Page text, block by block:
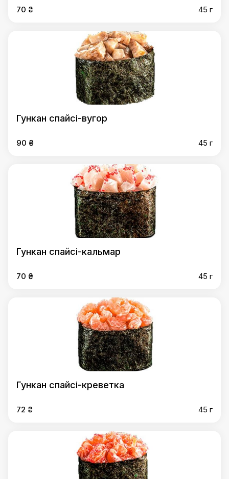
70 ₴ 45 г
Гункан спайсі-вугор
90 ₴ 45 г
Гункан спайсі-кальмар
70 ₴ 45 г
Гункан спайсі-креветка
72 ₴ 45 г